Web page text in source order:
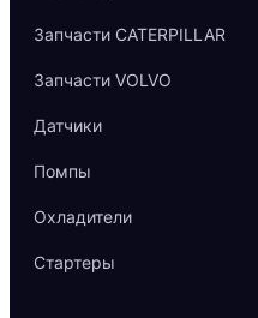
Запчасти CATERPILLAR
Запчасти VOLVO
Датчики
Помпы
Охладители
Стартеры